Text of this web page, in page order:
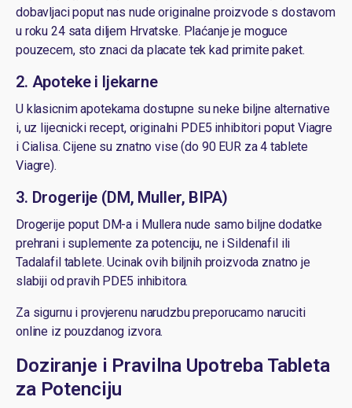
dobavljaci poput nas nude originalne proizvode s dostavom
u roku 24 sata diljem Hrvatske. Plaćanje je moguce
pouzecem, sto znaci da placate tek kad primite paket.
2. Apoteke i ljekarne
U klasicnim apotekama dostupne su neke biljne alternative
i, uz lijecnicki recept, originalni PDE5 inhibitori poput Viagre
i Cialisa. Cijene su znatno vise (do 90 EUR za 4 tablete
Viagre).
3. Drogerije (DM, Muller, BIPA)
Drogerije poput DM-a i Mullera nude samo biljne dodatke
prehrani i suplemente za potenciju, ne i Sildenafil ili
Tadalafil tablete. Ucinak ovih biljnih proizvoda znatno je
slabiji od pravih PDE5 inhibitora.
Za sigurnu i provjerenu narudzbu preporucamo naruciti
online iz pouzdanog izvora.
Doziranje i Pravilna Upotreba Tableta
za Potenciju